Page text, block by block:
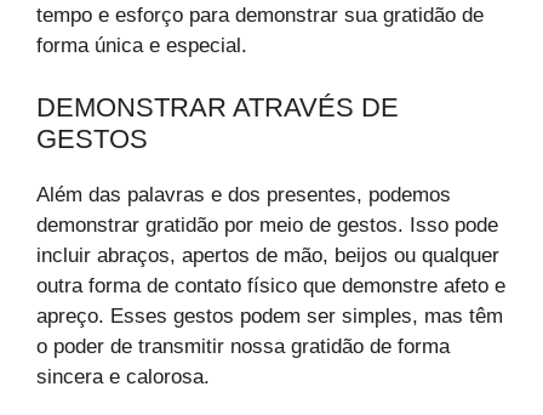
tempo e esforço para demonstrar sua gratidão de
forma única e especial.
DEMONSTRAR ATRAVÉS DE
GESTOS
Além das palavras e dos presentes, podemos
demonstrar gratidão por meio de gestos. Isso pode
incluir abraços, apertos de mão, beijos ou qualquer
outra forma de contato físico que demonstre afeto e
apreço. Esses gestos podem ser simples, mas têm
o poder de transmitir nossa gratidão de forma
sincera e calorosa.